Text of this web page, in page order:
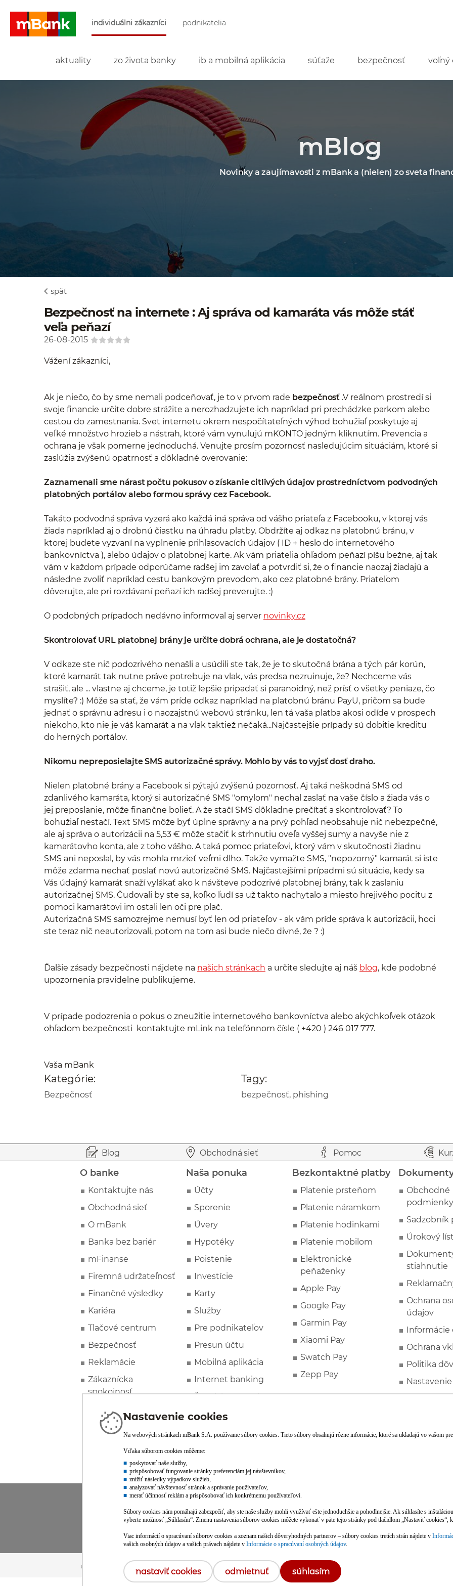
individuálni zákazníci podnikatelia
aktuality zo života banky ib a mobilná aplikácia súťaže bezpečnosť voľný
mBlog
Novinky a zaujímavosti z mBank a (nielen) zo sveta
späť
Bezpečnosť na internete : Aj správa od kamaráta vás môže stáť
veľa peňazí
26-08-2015
Vážení zákazníci,
Ak je niečo, čo by sme nemali podceňovať, je to v prvom rade bezpečnosť .V reálnom prostredí si
svoje financie určite dobre strážite a nerozhadzujete ich napríklad pri prechádzke parkom alebo
cestou do zamestnania. Svet internetu okrem nespočítateľných výhod bohužiaľ poskytuje aj
veľké množstvo hrozieb a nástrah, ktoré vám vynulujú mKONTO jedným kliknutím. Prevencia a
ochrana je však pomerne jednoduchá. Venujte prosím pozornosť nasledujúcim situáciám, ktoré si
zaslúžia zvýšenú opatrnosť a dôkladné overovanie:
Zaznamenali sme nárast počtu pokusov o získanie citlivých údajov prostredníctvom podvodných
platobných portálov alebo formou správy cez Facebook.
Takáto podvodná správa vyzerá ako každá iná správa od vášho priateľa z Facebooku, v ktorej vás
žiada napríklad aj o drobnú čiastku na úhradu platby. Obdržíte aj odkaz na platobnú bránu, v
ktorej budete vyzvaní na vyplnenie prihlasovacích údajov ( ID + heslo do internetového
bankovníctva ), alebo údajov o platobnej karte. Ak vám priatelia ohľadom peňazí píšu bežne, aj tak
vám v každom prípade odporúčame radšej im zavolať a potvrdiť si, že o financie naozaj žiadajú a
následne zvoliť napríklad cestu bankovým prevodom, ako cez platobné brány. Priateľom
dôverujte, ale pri rozdávaní peňazí ich radšej preverujte. :)
O podobných prípadoch nedávno informoval aj server novinky.cz
Skontrolovať URL platobnej brány je určite dobrá ochrana, ale je dostatočná?
V odkaze ste nič podozrivého nenašli a usúdili ste tak, že je to skutočná brána a tých pár korún,
ktoré kamarát tak nutne práve potrebuje na vlak, vás predsa nezruinuje, že? Nechceme vás
strašiť, ale ... vlastne aj chceme, je totiž lepšie pripadať si paranoidný, než prísť o všetky peniaze, čo
myslíte? :) Môže sa stať, že vám príde odkaz napríklad na platobnú bránu PayU, pričom sa bude
jednať o správnu adresu i o naozajstnú webovú stránku, len tá vaša platba akosi odíde v prospech
niekoho, kto nie je váš kamarát a na vlak taktiež nečaká...Najčastejšie prípady sú dobitie kreditu
do herných portálov.
Nikomu nepreposielajte SMS autorizačné správy. Mohlo by vás to vyjsť dosť draho.
Nielen platobné brány a Facebook si pýtajú zvýšenú pozornosť. Aj taká neškodná SMS od
zdanlivého kamaráta, ktorý si autorizačné SMS "omylom" nechal zaslať na vaše číslo a žiada vás o
jej preposlanie, môže finančne bolieť. A že stačí SMS dôkladne prečítať a skontrolovať? To
bohužiaľ nestačí. Text SMS môže byť úplne správny a na prvý pohľad neobsahuje nič nebezpečné,
ale aj správa o autorizácii na 5,53 € môže stačiť k strhnutiu oveľa vyššej sumy a navyše nie z
kamarátovho konta, ale z toho vášho. A taká pomoc priateľovi, ktorý vám v skutočnosti žiadnu
SMS ani neposlal, by vás mohla mrzieť veľmi dlho. Takže vymažte SMS, "nepozorný" kamarát si iste
môže zdarma nechať poslať novú autorizačné SMS. Najčastejšími prípadmi sú situácie, kedy sa
Vás údajný kamarát snaží vylákať ako k návšteve podozrivé platobnej brány, tak k zaslaniu
autorizačnej SMS. Čudovali by ste sa, koľko ľudí sa už takto nachytalo a miesto hrejivého pocitu z
pomoci kamarátovi im ostali len oči pre plač.
Autorizačná SMS samozrejme nemusí byť len od priateľov - ak vám príde správa k autorizácii, hoci
ste teraz nič neautorizovali, potom na tom asi bude niečo divné, že ? :)
Ďalšie zásady bezpečnosti nájdete na našich stránkach a určite sledujte aj náš blog, kde podobné
upozornenia pravidelne publikujeme.
V prípade podozrenia o pokus o zneužitie internetového bankovníctva alebo akýchkoľvek otázok
ohľadom bezpečnosti kontaktujte mLink na telefónnom čísle ( +420 ) 246 017 777.
Vaša mBank
Kategórie:
Bezpečnosť
Tagy:
bezpečnosť, phishing
Blog Obchodná sieť Pomoc
O banke
Kontaktujte nás
Obchodná sieť
O mBank
Banka bez bariér
mFinanse
Firemná udržateľnosť
Finančné výsledky
Kariéra
Tlačové centrum
Bezpečnosť
Reklamácie
Zákaznícka
spokojnosť
Naša ponuka
Účty
Sporenie
Úvery
Hypotéky
Poistenie
Investície
Karty
Služby
Pre podnikateľov
Presun účtu
Mobilná aplikácia
Internet banking
Špeciálne ponuky
Bezkontaktné platby
Platenie prsteňom
Platenie náramkom
Platenie hodinkami
Platenie mobilom
Elektronické
peňaženky
Apple Pay
Google Pay
Garmin Pay
Xiaomi Pay
Swatch Pay
Zepp Pay
Obchodné
podmienky
Sadzobník
Úrokový
stiahnutie
Ochrana
údajov
Informácie
Ochrana
Politika
© mBank S.A. / powered by